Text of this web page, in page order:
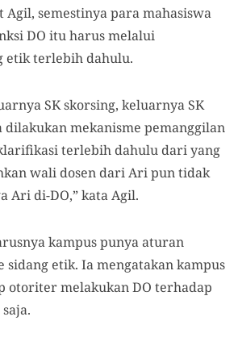
semestinya para mahasiswa
DO itu harus melalui
etik terlebih dahulu.
SK skorsing, keluarnya SK
dilakukan mekanisme pemanggilan
terlebih dahulu dari yang
wali dosen dari Ari pun tidak
Ari di-DO,” kata Agil.
kampus punya aturan
sidang etik. Ia mengatakan kampus
otoriter melakukan DO terhadap